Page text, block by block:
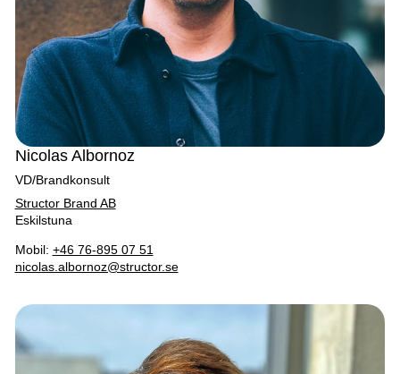
Nicolas Albornoz
VD/Brandkonsult
Structor Brand AB
Eskilstuna
Mobil: +46 76-895 07 51
nicolas.albornoz@structor.se